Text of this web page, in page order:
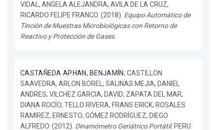
VIDAL, ANGELA ALEJANDRA; AVILA DE LA CRUZ,
RICARDO FELIPE FRANCO. (2018). Equipo Automático de
Tinción de Muestras Microbiológicas con Retorno de
Reactivo y Protección de Gases.
CASTAÑEDA APHAN, BENJAMÍN; CASTILLON
SAAVEDRA, ARLON BOREL; SALINAS MEJIA, DANIEL
ANDRES; VILCHEZ GARCIA, DAVID; ZAPATA DEL MAR,
DIANA ROCÍO; TELLO RIVERA, FRANS ERICK; ROSALES
RAMIREZ, ERNESTO; GÓMEZ RODRÍGUEZ, DIEGO
ALFREDO. (2012). Dinamómetro Geriátrico Portátil. PERU.